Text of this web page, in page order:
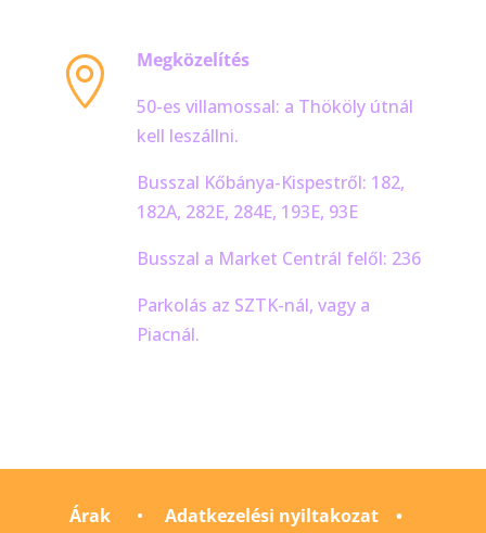

Megközelítés
50-es villamossal: a Thököly útnál
kell leszállni.
Busszal Kőbánya-Kispestről: 182,
182A, 282E, 284E, 193E, 93E
Busszal a Market Centrál felől: 236
Parkolás az SZTK-nál, vagy a
Piacnál.
Árak • Adatkezelési nyiltakozat •